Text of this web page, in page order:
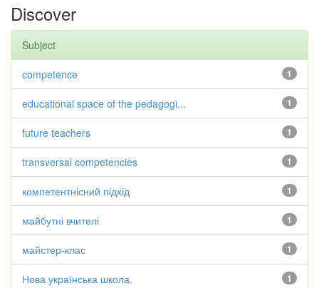
Discover
Subject
1
competence
1
educational space of the pedagogi...
1
future teachers
1
transversal competencies
1
компетентнісний підхід
1
майбутні вчителі
1
майстер-клас
1
Нова українська школа.